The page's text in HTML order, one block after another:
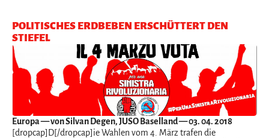
POLITISCHES ERDBEBEN ERSCHÜTTERT DEN
STIEFEL
Europa— von Silvan Degen, JUSO Baselland — 03. 04. 2018
[dropcap]D[/dropcap]ie Wahlen vom 4. März trafen die